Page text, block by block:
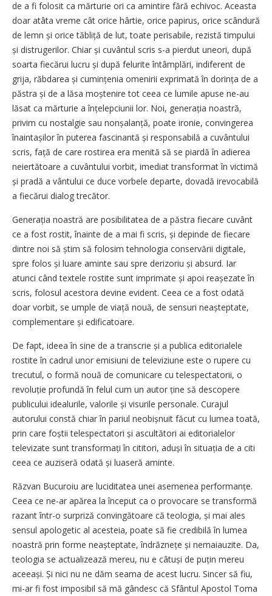
de a fi folosit ca mărturie ori ca amintire fără echivoc. Aceasta
doar atâta vreme cât orice hârtie, orice papirus, orice scândură
de lemn și orice tăbliță de lut, toate perisabile, rezistă timpului
și distrugerilor. Chiar și cuvântul scris s-a pierdut uneori, după
soarta fiecărui lucru și după felurite întâmplări, indiferent de
grija, răbdarea și cumințenia omenirii exprimată în dorința de a
păstra și de a lăsa moștenire tot ceea ce lumile apuse ne-au
lăsat ca mărturie a înțelepciunii lor. Noi, generația noastră,
privim cu nostalgie sau nonșalanță, poate ironie, convingerea
înaintașilor în puterea fascinantă și responsabilă a cuvântului
scris, față de care rostirea era menită să se piardă în adierea
neiertătoare a cuvântului vorbit, imediat transformat în victimă
și pradă a vântului ce duce vorbele departe, dovadă irevocabilă
a fiecărui dialog trecător.
Generația noastră are posibilitatea de a păstra fiecare cuvânt
ce a fost rostit, înainte de a mai fi scris, și depinde de fiecare
dintre noi să știm să folosim tehnologia conservării digitale,
spre folos și luare aminte sau spre derizoriu și absurd. Iar
atunci când textele rostite sunt imprimate și apoi reașezate în
scris, folosul acestora devine evident. Ceea ce a fost odată
doar vorbit, se umple de viață nouă, de sensuri neașteptate,
complementare și edificatoare.
De fapt, ideea în sine de a transcrie și a publica editorialele
rostite în cadrul unor emisiuni de televiziune este o rupere cu
trecutul, o formă nouă de comunicare cu telespectatorii, o
revoluție profundă în felul cum un autor ține să descopere
publicului idealurile, valorile și visurile personale. Curajul
autorului constă chiar în pariul ne­obișnuit făcut cu lumea toată,
prin care foștii telespectatori și ascultători ai editorialelor
televizate sunt transformați în cititori, aduși în situația de a citi
ceea ce auziseră odată și luaseră aminte.
Răzvan Bucuroiu are luciditatea unei asemenea perfor­manțe.
Ceea ce ne-ar apărea la început ca o provocare se transformă
razant într-o surpriză convingătoare că teologia, și mai ales
sensul apologetic al acesteia, poate să fie credibilă în lumea
noastră prin forme neașteptate, îndrăznețe și nemaiauzite. Da,
teologia se actualizează mereu, nu e câtuși de puțin mereu
aceeași. Și nici nu ne dăm seama de acest lucru. Sincer să fiu,
mi-ar fi fost imposibil să mă gândesc că Sfântul Apostol Toma